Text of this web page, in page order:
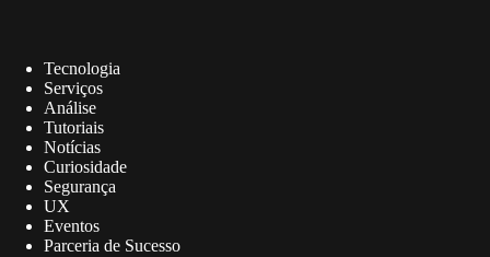
Tecnologia
Serviços
Análise
Tutoriais
Notícias
Curiosidade
Segurança
UX
Eventos
Parceria de Sucesso